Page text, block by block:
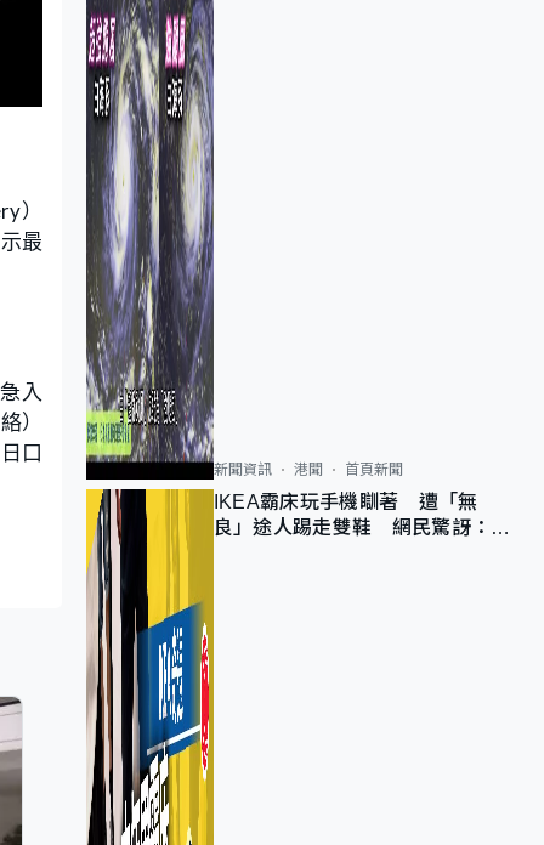
）
最
入
）
口
新聞資訊 港聞 首頁新聞
IKEA霸床玩手機瞓著 遭「無
良」途人踢走雙鞋 網民驚訝：冇